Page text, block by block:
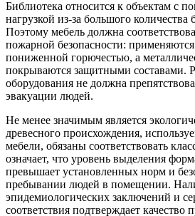
Библиотека относится к объектам с
нагрузкой из-за большого
Поэтому мебель должна
пожарной безопасности:
пониженной горючестью, а
покрываются защитными составами.
оборудования не должна
эвакуации людей.
Не менее значимым является
древесного происхождения,
мебели, обязаны соответствовать
означает, что уровень выделения
превышает установленных норм и
пребывании людей в помещении.
эпидемиологических заключений и
соответствия подтверждает качество